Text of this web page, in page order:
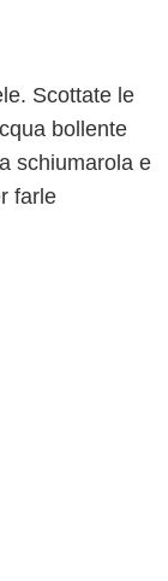
Scottate le
bollente
schiumarola e
farle